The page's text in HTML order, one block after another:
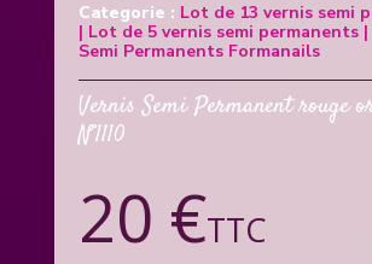
Categorie : Lot de 13 vernis semi
| Lot de 5 vernis semi permanents|
Semi Permanents Formanails
Vernis Semi Permanent rouge
N°1110
20 €TTC